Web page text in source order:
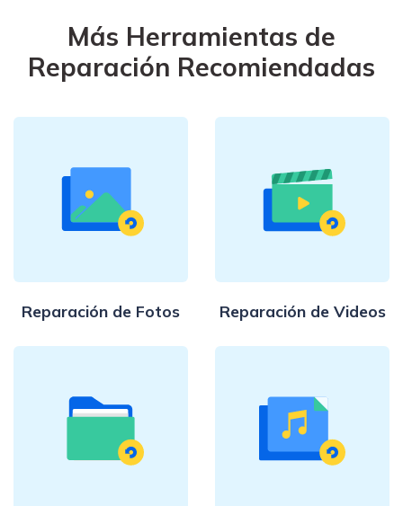
Más Herramientas de
Reparación Recomiendadas